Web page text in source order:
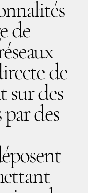
de
de
sur des
par des